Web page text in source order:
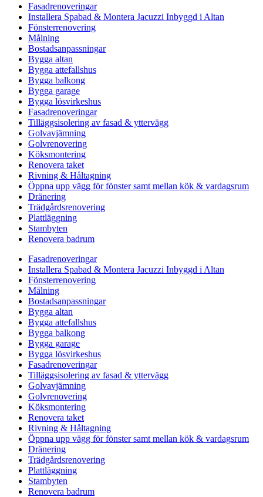
Fasadrenoveringar
Installera Spabad & Montera Jacuzzi Inbyggd i Altan
Fönsterrenovering
Målning
Bostadsanpassningar
Bygga altan
Bygga attefallshus
Bygga balkong
Bygga garage
Bygga lösvirkeshus
Fasadrenoveringar
Tilläggsisolering av fasad & yttervägg
Golvavjämning
Golvrenovering
Köksmontering
Renovera taket
Rivning & Håltagning
Öppna upp vägg för fönster samt mellan kök & vardagsrum
Dränering
Trädgårdsrenovering
Plattläggning
Stambyten
Renovera badrum
Fasadrenoveringar
Installera Spabad & Montera Jacuzzi Inbyggd i Altan
Fönsterrenovering
Målning
Bostadsanpassningar
Bygga altan
Bygga attefallshus
Bygga balkong
Bygga garage
Bygga lösvirkeshus
Fasadrenoveringar
Tilläggsisolering av fasad & yttervägg
Golvavjämning
Golvrenovering
Köksmontering
Renovera taket
Rivning & Håltagning
Öppna upp vägg för fönster samt mellan kök & vardagsrum
Dränering
Trädgårdsrenovering
Plattläggning
Stambyten
Renovera badrum